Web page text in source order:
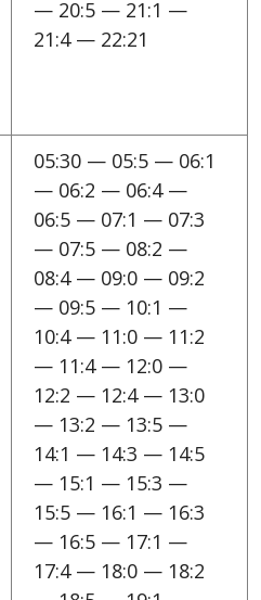
— 20:5 — 21:1 —
21:4 — 22:21
05:30 — 05:5 — 06:1
— 06:2 — 06:4 —
06:5 — 07:1 — 07:3
— 07:5 — 08:2 —
08:4 — 09:0 — 09:2
— 09:5 — 10:1 —
10:4 — 11:0 — 11:2
— 11:4 — 12:0 —
12:2 — 12:4 — 13:0
— 13:2 — 13:5 —
14:1 — 14:3 — 14:5
— 15:1 — 15:3 —
15:5 — 16:1 — 16:3
— 16:5 — 17:1 —
17:4 — 18:0 — 18:2